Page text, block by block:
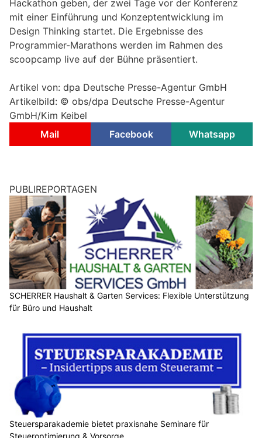
Hackathon geben, der zwei Tage vor der Konferenz
mit einer Einführung und Konzeptentwicklung im
Design Thinking startet. Die Ergebnisse des
Programmier-Marathons werden im Rahmen des
scoopcamp live auf der Bühne präsentiert.
Artikel von: dpa Deutsche Presse-Agentur GmbH
Artikelbild: © obs/dpa Deutsche Presse-Agentur
GmbH/Kim Keibel
Mail
Facebook Whatsapp
PUBLIREPORTAGEN
SCHERRER Haushalt & Garten Services: Flexible Unterstützung
für Büro und Haushalt
Steuersparakademie bietet praxisnahe Seminare für